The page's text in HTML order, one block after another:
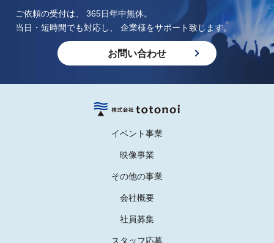
ご依頼の受付は、 365日年中無休。
当日・短時間でも対応し、 企業様をサポート致します。
お問い合わせ
イベント事業
映像事業
その他の事業
会社概要
社員募集
スタッフ応募